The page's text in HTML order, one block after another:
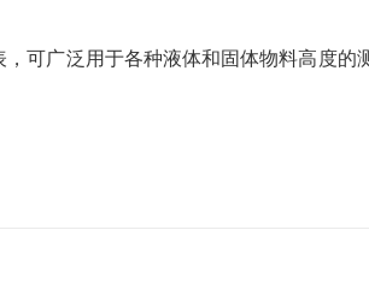
可广泛用于各种液体和固体物料高度的